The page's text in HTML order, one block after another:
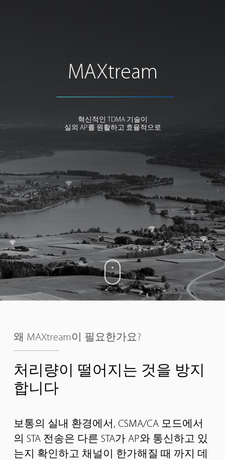
MAXtream
혁신적인 TDMA 기술이
실외 AP를 원활하고 효율적으로
왜 MAXtream이 필요한가요?
처리량이 떨어지는 것을 방지
합니다
보통의 실내 환경에서, CSMA/CA 모드에서
의 STA 전송은 다른 STA가 AP와 통신하고 있
는지 확인하고 채널이 한가해질 때 까지 데